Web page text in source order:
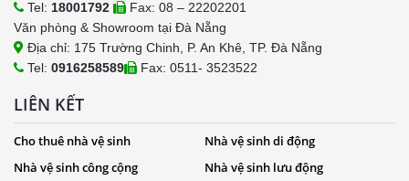
Tel: 18001792
Fax: 08 – 22202201
Văn phòng & Showroom tại Đà Nẵng
Địa chỉ: 175 Trường Chinh, P. An Khê, TP. Đà Nẵng
Tel: 0916258589 Fax: 0511- 3523522
LIÊN KẾT
Cho thuê nhà vệ sinh
Nhà vệ sinh di động
Nhà vệ sinh công cộng
Nhà vệ sinh lưu động